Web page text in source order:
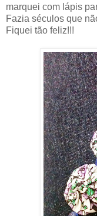
marquei com lápis
Fazia séculos que
Fiquei tão feliz!!!